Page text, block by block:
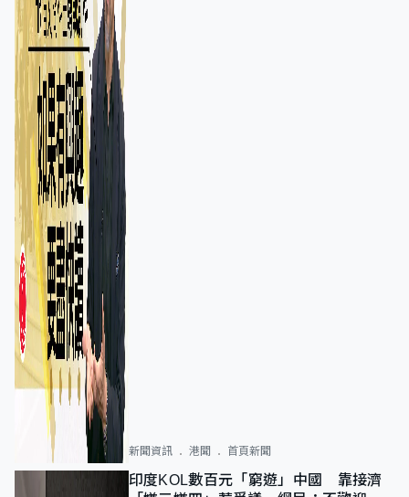
新聞資訊 港聞 首頁新聞
印度KOL數百元「窮遊」中國 靠接濟